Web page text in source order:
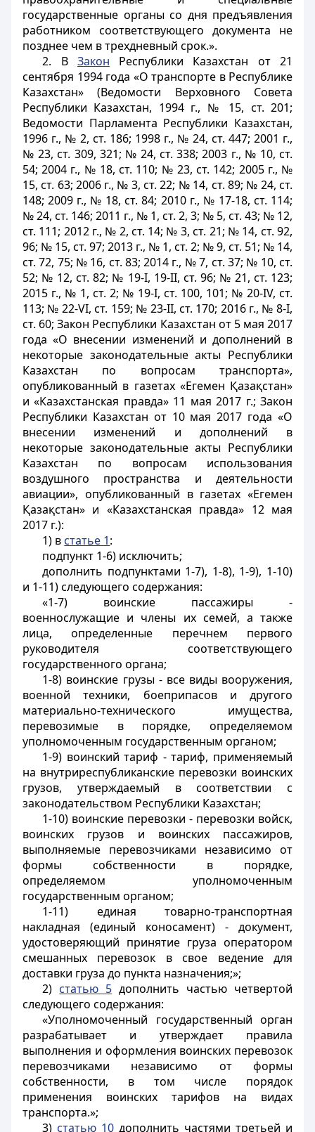
государственные органы со дня предъявления
работником соответствующего документа не
позднее чем в трехдневный срок.».
2. В Закон Республики Казахстан от 21
сентября 1994 года «О транспорте в Республике
Казахстан» (Ведомости Верховного Совета
Республики Казахстан, 1994 г., № 15, ст. 201;
Ведомости Парламента Республики Казахстан,
1996 г., № 2, ст. 186; 1998 г., № 24, ст. 447; 2001 г.,
№ 23, ст. 309, 321; № 24, ст. 338; 2003 г., № 10, ст.
54; 2004 г., № 18, ст. 110; № 23, ст. 142; 2005 г., №
15, ст. 63; 2006 г., № 3, ст. 22; № 14, ст. 89; № 24, ст.
148; 2009 г., № 18, ст. 84; 2010 г., № 17-18, ст. 114;
№ 24, ст. 146; 2011 г., № 1, ст. 2, 3; № 5, ст. 43; № 12,
ст. 111; 2012 г., № 2, ст. 14; № 3, ст. 21; № 14, ст. 92,
96; № 15, ст. 97; 2013 г., № 1, ст. 2; № 9, ст. 51; № 14,
ст. 72, 75; № 16, ст. 83; 2014 г., № 7, ст. 37; № 10, ст.
52; № 12, ст. 82; № 19-I, 19-II, ст. 96; № 21, ст. 123;
2015 г., № 1, ст. 2; № 19-I, ст. 100, 101; № 20-IV, ст.
113; № 22-VI, ст. 159; № 23-II, ст. 170; 2016 г., № 8-I,
ст. 60; Закон Республики Казахстан от 5 мая 2017
года «О внесении изменений и дополнений в
некоторые законодательные акты Республики
Казахстан по вопросам транспорта»,
опубликованный в газетах «Егемен Қазақстан»
и «Казахстанская правда» 11 мая 2017 г.; Закон
Республики Казахстан от 10 мая 2017 года «О
внесении изменений и дополнений в
некоторые законодательные акты Республики
Казахстан по вопросам использования
воздушного пространства и деятельности
авиации», опубликованный в газетах «Егемен
Қазақстан» и «Казахстанская правда» 12 мая
2017 г.):
1) в статье 1:
подпункт 1-6) исключить;
дополнить подпунктами 1-7), 1-8), 1-9), 1-10)
и 1-11) следующего содержания:
«1-7) воинские пассажиры -
военнослужащие и члены их семей, а также
лица, определенные перечнем первого
руководителя соответствующего
государственного органа;
1-8) воинские грузы - все виды вооружения,
военной техники, боеприпасов и другого
материально-технического имущества,
перевозимые в порядке, определяемом
уполномоченным государственным органом;
1-9) воинский тариф - тариф, применяемый
на внутриреспубликанские перевозки воинских
грузов, утверждаемый в соответствии с
законодательством Республики Казахстан;
1-10) воинские перевозки - перевозки войск,
воинских грузов и воинских пассажиров,
выполняемые перевозчиками независимо от
формы собственности в порядке,
определяемом уполномоченным
государственным органом;
1-11) единая товарно-транспортная
накладная (единый коносамент) - документ,
удостоверяющий принятие груза оператором
смешанных перевозок в свое ведение для
доставки груза до пункта назначения;»;
2) статью 5 дополнить частью четвертой
следующего содержания:
«Уполномоченный государственный орган
разрабатывает и утверждает правила
выполнения и оформления воинских перевозок
перевозчиками независимо от формы
собственности, в том числе порядок
применения воинских тарифов на видах
транспорта.»;
3) статью 10 дополнить частями третьей и